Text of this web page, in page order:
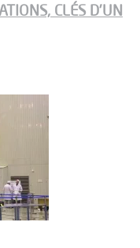
CLÉS D’UN